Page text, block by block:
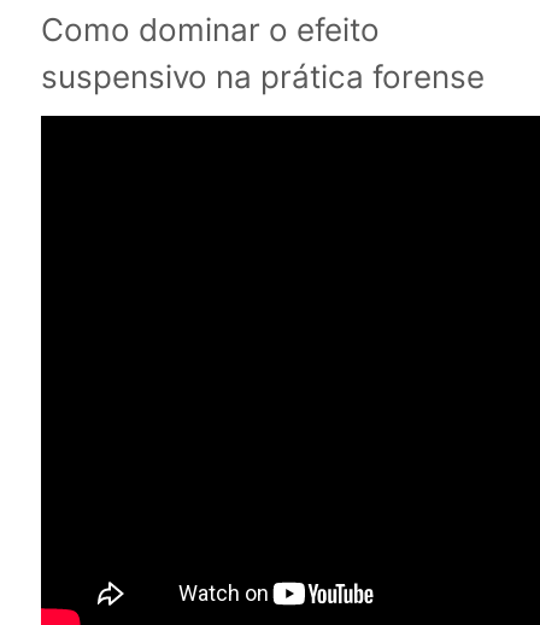
Como dominar o efeito
suspensivo na prática forense